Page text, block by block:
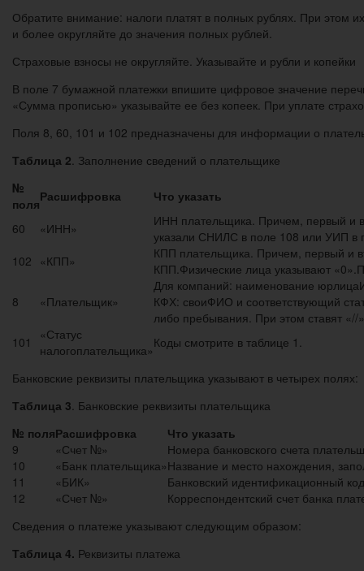
Обратите внимание: налоги платят в полных рублях. При этом
и более округляйте до значения полных рублей.
Страховые взносы не округляйте. Указывайте и рубли и копейки
В поле 7 бумажной платежки впишите цифровое значение
«Сумма прописью» указывайте ее без копеек. При уплате
Поля 8, 60, 101 и 102 предназначены для информации о
Таблица 2 . Заполнение сведений о плательщике
№
поляРасшифровка
Что указать
60
«ИНН»
ИНН плательщика. Причем, первый и
указали СНИЛС в поле 108 или УИП в
102 «КПП»
КПП плательщика. Причем, первый и
КПП.Физические лица указывают
8
«Плательщик»
Для компаний: наименование
КФХ: своиФИО и соответствующий
либо пребывания. При этом ставят
101
«Статус
налогоплательщика»Коды смотрите в таблице 1.
Банковские реквизиты плательщика указывают в четырех полях:
Таблица 3 . Банковские реквизиты плательщика
№ поляРасшифровка
Что указать
9
«Счет №»
Номера банковского счета
10
«Банк плательщика»Название и место нахождения,
11
«БИК»
Банковский идентификационный код
12
«Счет №»
Корреспондентский счет банка
Сведения о платеже указывают следующим образом:
Таблица 4. Реквизиты платежа